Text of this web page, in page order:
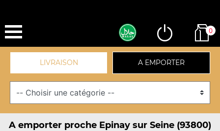
0
LIVRAISON A EMPORTER
A emporter proche Epinay sur Seine (93800)